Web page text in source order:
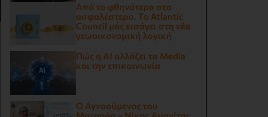
Από το φθηνότερο στο
ασφαλέστερο. Το Atlantic
Council μάς εισάγει στη νέα
γεωοικονομική λογική
Πώς η AI αλλάζει τα Media
και την επικοινωνία
Ο Αγνοούμενος του